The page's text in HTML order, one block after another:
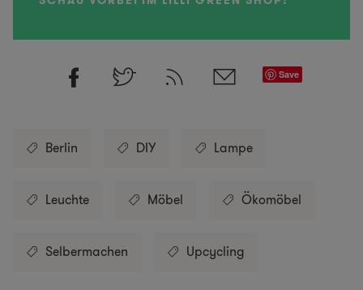
Save
Berlin DIY Lampe
Leuchte Möbel Ökomöbel
Selbermachen Upcycling